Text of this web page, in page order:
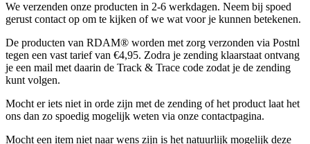
We verzenden onze producten in 2-6 werkdagen. Neem bij spoed
gerust contact op om te kijken of we wat voor je kunnen betekenen.
De producten van RDAM® worden met zorg verzonden via Postnl
tegen een vast tarief van €4,95. Zodra je zending klaarstaat ontvang
je een mail met daarin de Track & Trace code zodat je de zending
kunt volgen.
Mocht er iets niet in orde zijn met de zending of het product laat het
ons dan zo spoedig mogelijk weten via onze contactpagina.
Mocht een item niet naar wens zijn is het natuurlijk mogelijk deze